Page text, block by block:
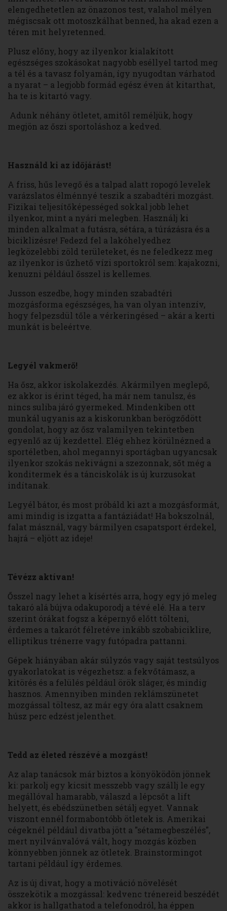
elengedhetetlen az önazonos test, valahol mélyen
mégiscsak ott motoszkálhat benned, ha akad ezen a
téren mit helyretenned.
Plusz előny, hogy az ilyenkor kialakított
egészséges szokásokat nagyobb eséllyel tartod meg
a tél és a tavasz folyamán, így nyugodtan várhatod
a nyarat – a legjobb formád egész éven át kitarthat,
ha te is kitartó vagy.
Adunk néhány ötletet, amitől reméljük, hogy
megjön az őszi sportoláshoz a kedved.
Használd ki az időjárást!
A friss, hűs levegő és a talpad alatt ropogó levelek
varázslatos élménnyé teszik a szabadtéri mozgást.
Fizikai teljesítőképességed sokkal jobb lehet
ilyenkor, mint a nyári melegben. Használj ki
minden alkalmat a futásra, sétára, a túrázásra és a
biciklizésre! Fedezd fel a lakóhelyedhez
legközelebbi zöld területeket, és ne feledkezz meg
az ilyenkor is űzhető vízi sportokról sem: kajakozni,
kenuzni például ősszel is kellemes.
Jusson eszedbe, hogy minden szabadtéri
mozgásforma egészséges, ha van olyan intenzív,
hogy felpezsdül tőle a vérkeringésed – akár a kerti
munkát is beleértve.
Legyél vakmerő!
Ha ősz, akkor iskolakezdés. Akármilyen meglepő,
ez akkor is érint téged, ha már nem tanulsz, és
nincs suliba járó gyermeked. Mindenkiben ott
munkál ugyanis az a kiskorunkban berögződött
gondolat, hogy az ősz valamilyen tekintetben
egyenlő az új kezdettel. Elég ehhez körülnézned a
sportéletben, ahol megannyi sportágban ugyancsak
ilyenkor szokás nekivágni a szezonnak, sőt még a
konditermek és a tánciskolák is új kurzusokat
indítanak.
Legyél bátor, és most próbáld ki azt a mozgásformát,
ami mindig is izgatta a fantáziádat! Ha bokszolnál,
falat másznál, vagy bármilyen csapatsport érdekel,
hajrá – eljött az ideje!
Tévézz aktívan!
Ősszel nagy lehet a kísértés arra, hogy egy jó meleg
takaró alá bújva odakuporodj a tévé elé. Ha a terv
szerint órákat fogsz a képernyő előtt tölteni,
érdemes a takarót félretéve inkább szobabiciklire,
elliptikus trénerre vagy futópadra pattanni.
Gépek hiányában akár súlyzós vagy saját testsúlyos
gyakorlatokat is végezhetsz: a fekvőtámasz, a
kitörés és a felülés például örök sláger, és mindig
hasznos. Amennyiben minden reklámszünetet
mozgással töltesz, az már egy óra alatt csaknem
húsz perc edzést jelenthet.
Tedd az életed részévé a mozgást!
Az alap tanácsok már biztos a könyöködön jönnek
ki: parkolj egy kicsit messzebb vagy szállj le egy
megállóval hamarabb, válaszd a lépcsőt a lift
helyett, és ebédszünetben sétálj egyet. Vannak
viszont ennél formabontóbb ötletek is. Amerikai
cégeknél például divatba jött a "sétamegbeszélés",
mert nyilvánvalóvá vált, hogy mozgás közben
könnyebben jönnek az ötletek. Brainstormingot
tartani például így érdemes.
Az is új divat, hogy a motiváció növelését
összekötik a mozgással: kedvenc trénereid beszédét
akkor is hallgathatod a telefonodról, ha éppen